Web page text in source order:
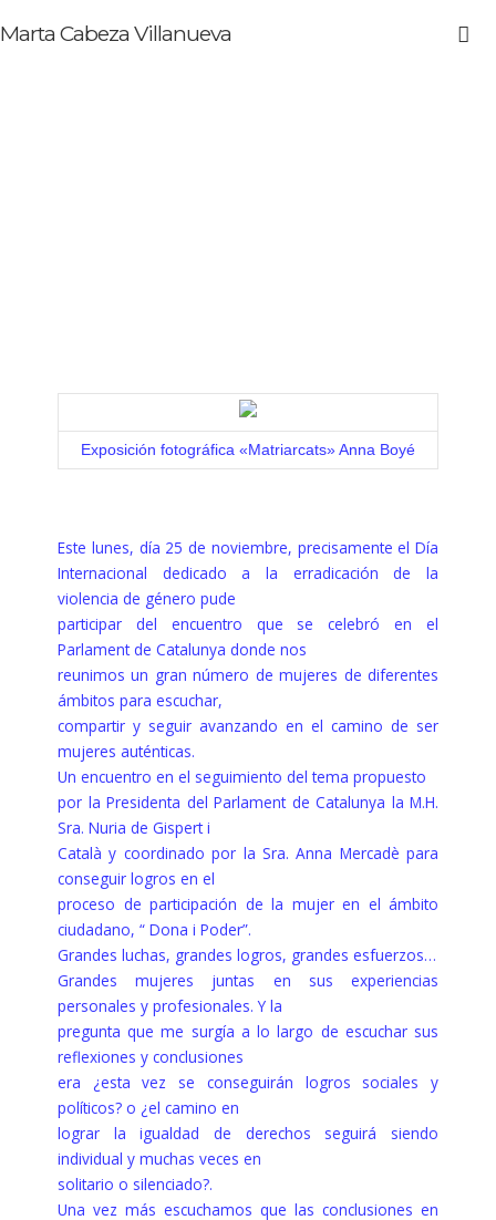
Marta Cabeza Villanueva
Exposición fotográfica «Matriarcats» Anna Boyé
Este lunes, día 25 de noviembre, precisamente el Día
Internacional dedicado a la erradicación de la
violencia de género pude
participar del encuentro que se celebró en el
Parlament de Catalunya donde nos
reunimos un gran número de mujeres de diferentes
ámbitos para escuchar,
compartir y seguir avanzando en el camino de ser
mujeres auténticas.
Un encuentro en el seguimiento del tema propuesto
por la Presidenta del Parlament de Catalunya la M.H.
Sra. Nuria de Gispert i
Català y coordinado por la Sra. Anna Mercadè para
conseguir logros en el
proceso de participación de la mujer en el ámbito
ciudadano, “ Dona i Poder”.
Grandes luchas, grandes logros, grandes esfuerzos…
Grandes mujeres juntas en sus experiencias
personales y profesionales. Y la
pregunta que me surgía a lo largo de escuchar sus
reflexiones y conclusiones
era ¿esta vez se conseguirán logros sociales y
políticos? o ¿el camino en
lograr la igualdad de derechos seguirá siendo
individual y muchas veces en
solitario o silenciado?.
Una vez más escuchamos que las conclusiones en